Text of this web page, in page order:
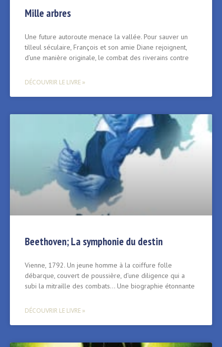
Mille arbres
Une future autoroute menace la vallée. Pour sauver un
tilleul séculaire, François et son amie Diane rejoignent,
d’une manière originale, le combat des riverains contre
DÉCOUVRIR LE LIVRE »
Beethoven; La symphonie du destin
Vienne, 1792. Un jeune homme à la coiffure folle
débarque, couvert de poussière, d’une diligence qui a
subi la mitraille des combats… Une biographie étonnante
DÉCOUVRIR LE LIVRE »